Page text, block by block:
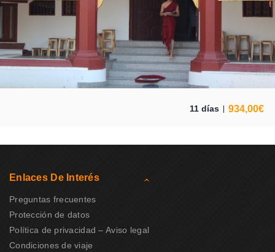
11 días 934,00€
Enlaces De Interés
Preguntas frecuentes
Protección de datos
Política de privacidad – Aviso legal
Condiciones de viaje